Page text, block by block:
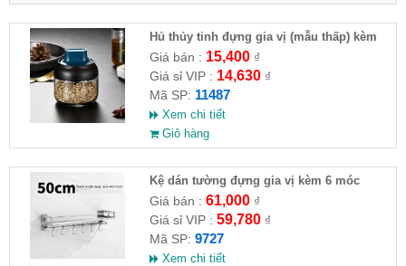
Hủ thủy tinh đựng gia vị (mẫu thấp) kèm
cây khuấy mật ong
Giá bán : 15,400₫
Giá sỉ VIP : 14,630₫
Mã SP: 11487
Xem chi tiết
Giỏ hàng
Kệ dán tường đựng gia vị kèm 6 móc
(50cm)
Giá bán : 61,000₫
Giá sỉ VIP : 59,780₫
Mã SP: 9727
Xem chi tiết